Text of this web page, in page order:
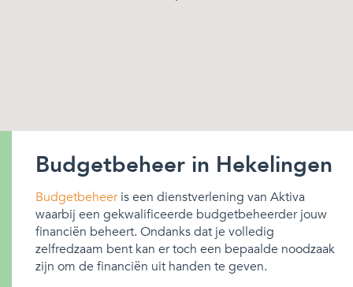
Budgetbeheer in Hekelingen
Budgetbeheeris een dienstverlening van Aktiva
waarbij een gekwalificeerde budgetbeheerder jouw
financiën beheert. Ondanks dat je volledig
zelfredzaam bent kan er toch een bepaalde noodzaak
zijn om de financiën uit handen te geven.